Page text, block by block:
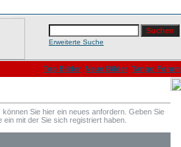
Erweiterte Suche
Top Bilder Neue Bilder Tango Forum
Sie hier ein neues anfordern. Geben Sie
mit der Sie sich registriert haben.